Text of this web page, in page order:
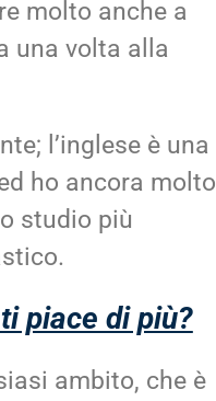
molto anche a
una volta alla
l’inglese è una
ho ancora molto
studio più
piace di più?
ambito, che è